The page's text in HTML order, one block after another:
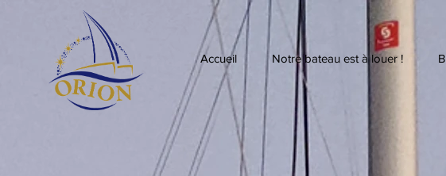
Accueil Notre bateau est à louer !